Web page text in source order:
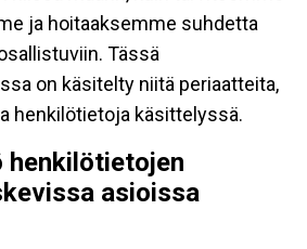
ja hoitaaksemme suhdetta
Tässä
on käsitelty niitä periaatteita,
henkilötietoja käsittelyssä.
henkilötietojen
asioissa